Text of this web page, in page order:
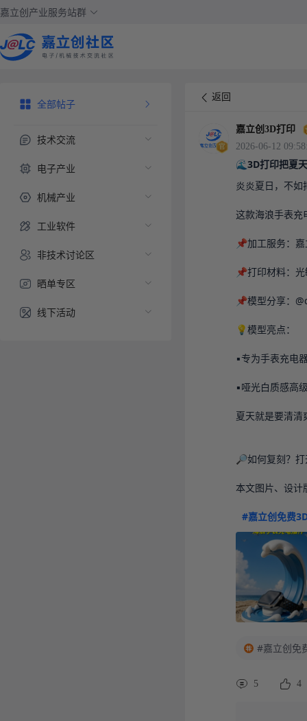
嘉立创产业服务站群
全部帖子
技术交流
电子产业
机械产业
工业软件
非技术讨论区
晒单专区
线下活动
返回
嘉立创3D打印
2026-06-12
🌊3D打印把夏
炎炎夏日，不
这款海浪手表充
📌加工服务：
📌打印材料：
📌模型分享：
💡模型亮点：
▪专为手表充电
▪哑光白质感高
夏天就是要清
🔎如何复刻？
本文图片、设计
#嘉立创免费
#嘉立创免
5 4